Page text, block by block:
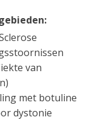
van
met botuline
dystonie